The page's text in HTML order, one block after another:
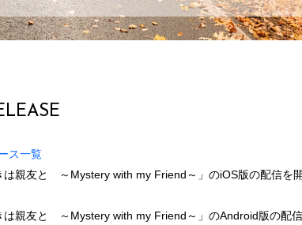
ス一覧
親友と ～Mystery with my Friend～」のiOS版の配信を開
親友と ～Mystery with my Friend～」のAndroid版の配信